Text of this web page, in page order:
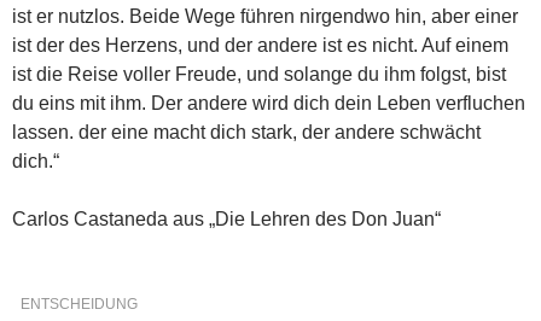
ist er nutzlos. Beide Wege führen nirgendwo hin, aber einer
ist der des Herzens, und der andere ist es nicht. Auf einem
ist die Reise voller Freude, und solange du ihm folgst, bist
du eins mit ihm. Der andere wird dich dein Leben verfluchen
lassen. der eine macht dich stark, der andere schwächt
dich.“
Carlos Castaneda aus „Die Lehren des Don Juan“
ENTSCHEIDUNG